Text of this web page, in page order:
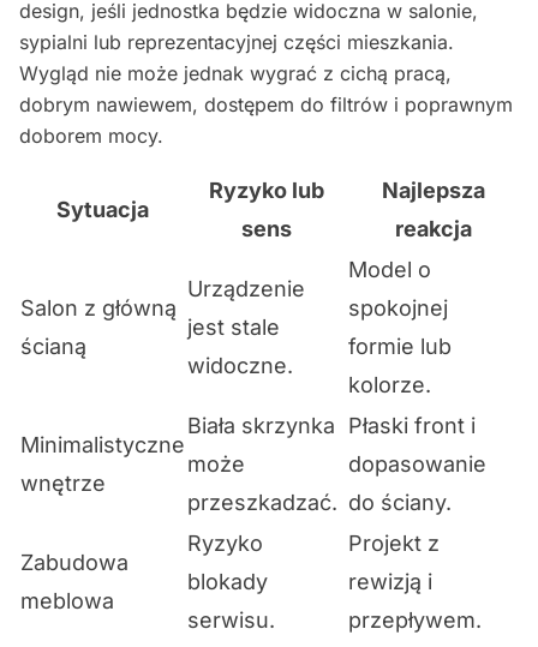
design, jeśli jednostka będzie widoczna w salonie,
sypialni lub reprezentacyjnej części mieszkania.
Wygląd nie może jednak wygrać z cichą pracą,
dobrym nawiewem, dostępem do filtrów i poprawnym
doborem mocy.
Sytuacja
Ryzyko lub
sens
Najlepsza
reakcja
Salon z główną
ścianą
Urządzenie
jest stale
widoczne.
Model o
spokojnej
formie lub
kolorze.
Minimalistyczne
wnętrze
Biała skrzynka
może
przeszkadzać.
Płaski front i
dopasowanie
do ściany.
Zabudowa
meblowa
Ryzyko
blokady
serwisu.
Projekt z
rewizją i
przepływem.